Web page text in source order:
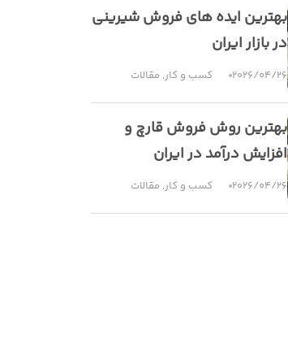
بهترین ایده های فروش شیرینی
در بازار ایران
2026/04/26 کسب و کار, مقالات
بهترین روش فروش قارچ و
افزایش درآمد در ایران
2026/04/26 کسب و کار, مقالات